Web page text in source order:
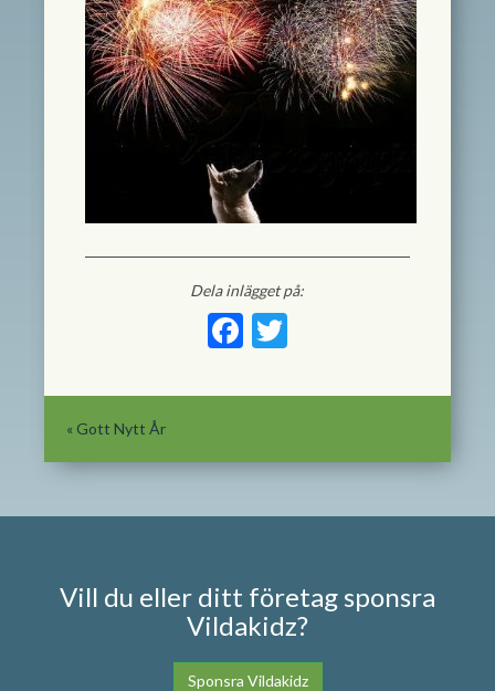
Dela inlägget på:
Facebook
Twitter
« Gott Nytt År
Vill du eller ditt företag sponsra
Vildakidz?
Sponsra Vildakidz